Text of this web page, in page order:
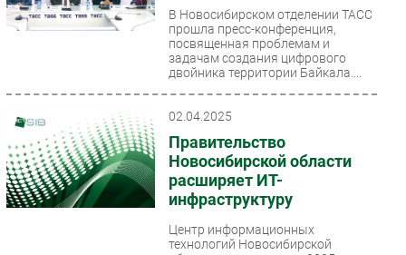
В Новосибирском отделении ТАСС
прошла пресс-конференция,
посвященная проблемам и
задачам создания цифрового
двойника территории Байкала....
02.04.2025
Правительство
Новосибирской области
расширяет ИТ-
инфраструктуру
Центр информационных
технологий Новосибирской